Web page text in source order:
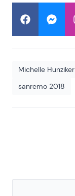
Michelle Hunziker
sanremo 2018